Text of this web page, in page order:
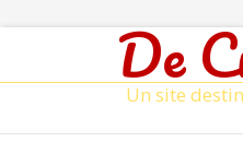
De
Un site